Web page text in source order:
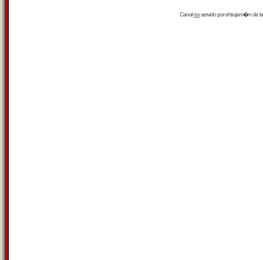
Canalrssservido por eltrujam�nde